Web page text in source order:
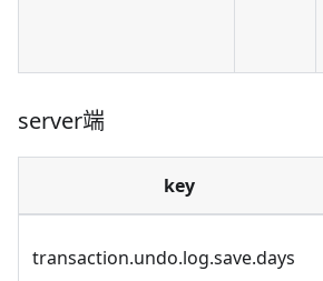
server端
key
transaction.undo.log.save.days